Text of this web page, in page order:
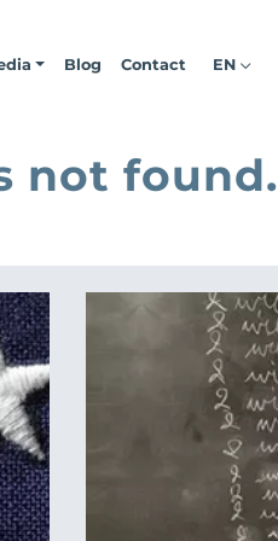
Blog Contact EN
not found.